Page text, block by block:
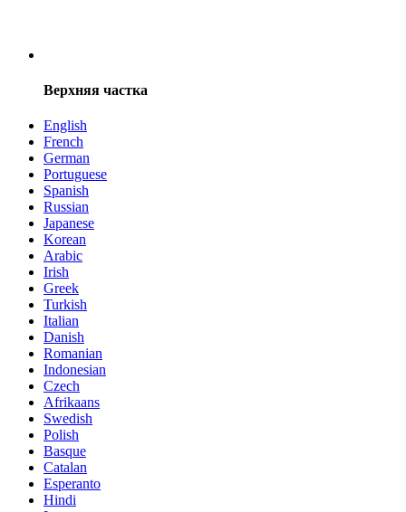
Верхняя частка
English
French
German
Portuguese
Spanish
Russian
Japanese
Korean
Arabic
Irish
Greek
Turkish
Italian
Danish
Romanian
Indonesian
Czech
Afrikaans
Swedish
Polish
Basque
Catalan
Esperanto
Hindi